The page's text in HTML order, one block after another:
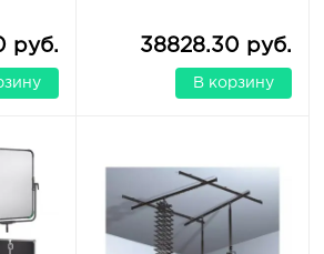
руб. 38828.30 руб.
В корзину